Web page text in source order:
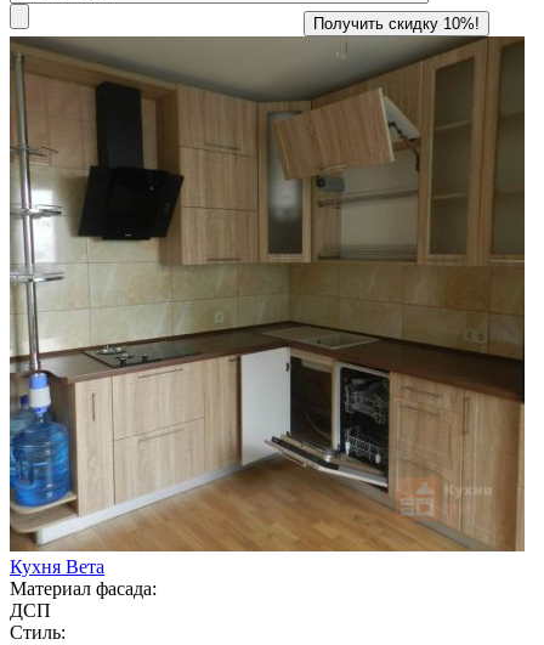
Кухня Вета
Материал фасада:
ДСП
Стиль: